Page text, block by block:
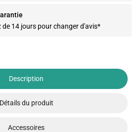
de 14 jours pour changer d'avis*
Description
Détails du produit
Accessoires